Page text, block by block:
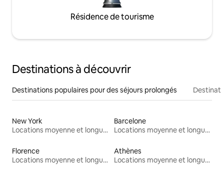
Résidence de tourisme
Destinations à découvrir
Destinations populaires pour des séjours prolongés
New York
Locations moyenne et longue durée
Barcelone
Locations moyenne et longue durée
Florence
Locations moyenne et longue durée
Athènes
Locations moyenne et longue durée